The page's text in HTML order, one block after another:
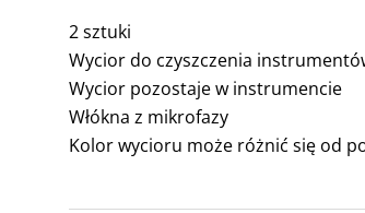
2 sztuki
Wycior do czyszczenia
Wycior pozostaje w instrumencie
Włókna z mikrofazy
Kolor wycioru może różnić się od